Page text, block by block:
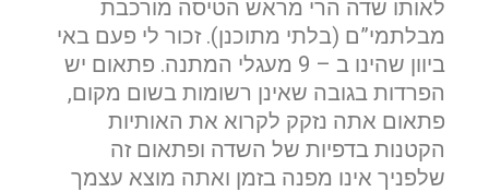
לאותו שדה הרי מראש הטיסה מורכבת
מבלתמי”ם (בלתי מתוכנן). זכור לי פעם באי
ביוון שהינו ב – 9 מעגלי המתנה. פתאום יש
הפרדות בגובה שאינן רשומות בשום מקום,
פתאום אתה נזקק לקרוא את האותיות
הקטנות בדפיות של השדה ופתאום זה
שלפניך אינו מפנה בזמן ואתה מוצא עצמך